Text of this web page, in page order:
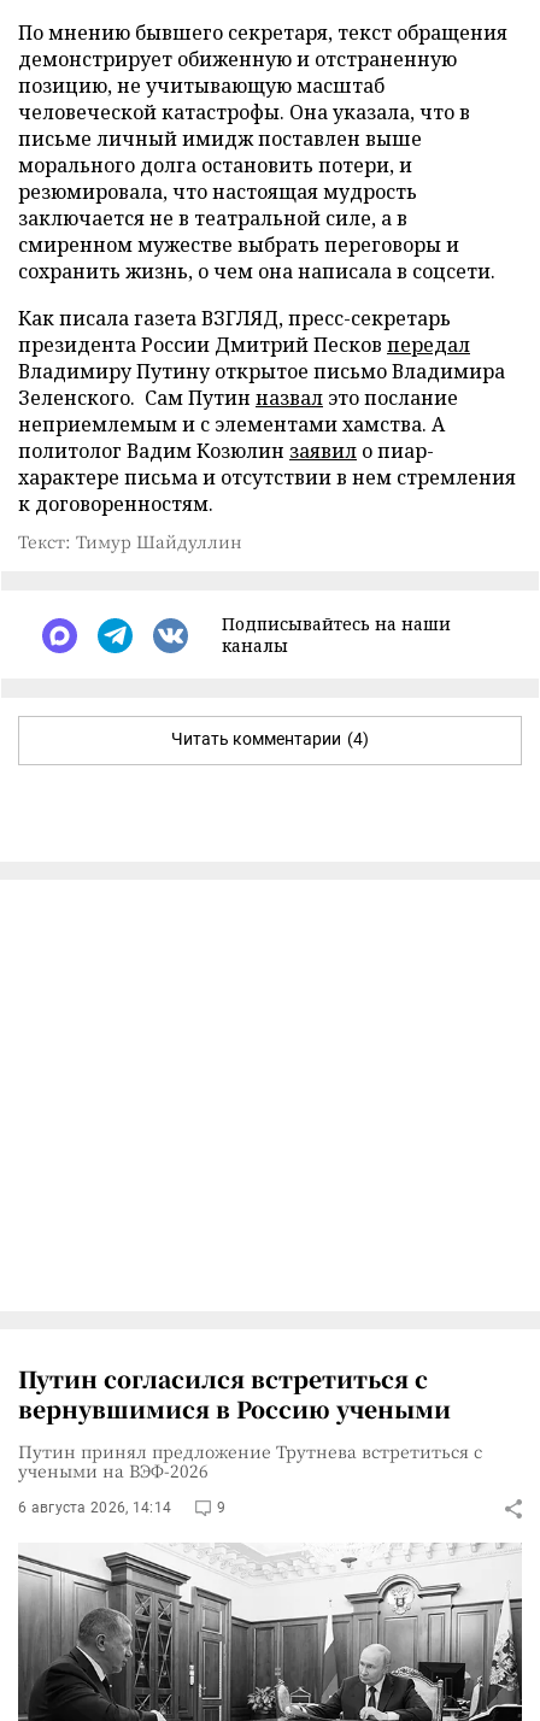
По мнению бывшего секретаря, текст обращения
демонстрирует обиженную и отстраненную
позицию, не учитывающую масштаб
человеческой катастрофы. Она указала, что в
письме личный имидж поставлен выше
морального долга остановить потери, и
резюмировала, что настоящая мудрость
заключается не в театральной силе, а в
смиренном мужестве выбрать переговоры и
сохранить жизнь, о чем она написала в соцсети.
Как писала газета ВЗГЛЯД, пресс-секретарь
президента России Дмитрий Песков передал
Владимиру Путину открытое письмо Владимира
Зеленского. Сам Путин назвал это послание
неприемлемым и с элементами хамства. А
политолог Вадим Козюлин заявил о пиар-
характере письма и отсутствии в нем стремления
к договоренностям.
Текст: Тимур Шайдуллин
Подписывайтесь на наши
каналы
Читать комментарии (4)
Путин согласился встретиться с
вернувшимися в Россию учеными
Путин принял предложение Трутнева встретиться с
учеными на ВЭФ-2026
6 августа 2026, 14:14 9